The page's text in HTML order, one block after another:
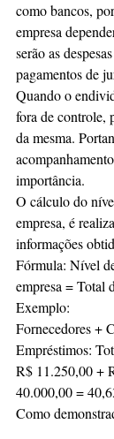
como bancos,
empresa
serão as
pagamentos de
Quando o
fora de controle,
da mesma.
importância.
O cálculo do
empresa, é
informações
Fórmula: Nível
empresa = Total
Exemplo:
Fornecedores +
Empréstimos:
R$ 11.250,00 +
40.000,00 =
Como